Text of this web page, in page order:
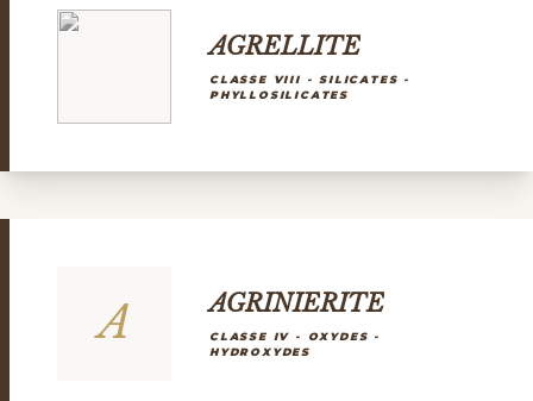
AGRELLITE
CLASSE VIII - SILICATES -
PHYLLOSILICATES
A AGRINIERITE
CLASSE IV - OXYDES -
HYDROXYDES